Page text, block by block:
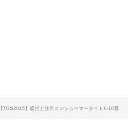
【TGS2015】総括と注目コンシューマータイトル10選